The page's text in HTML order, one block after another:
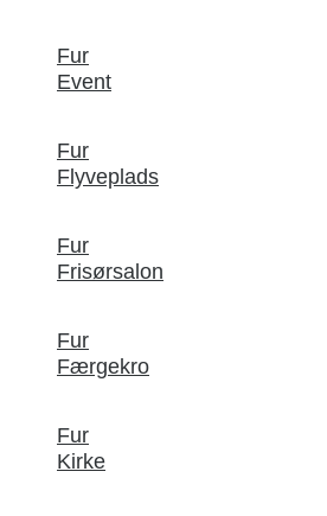
Fur
Event
Fur
Flyveplads
Fur
Frisørsalon
Fur
Færgekro
Fur
Kirke